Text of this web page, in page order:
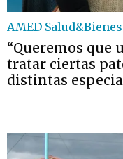
AMED
“Queremos que
tratar ciertas
distintas